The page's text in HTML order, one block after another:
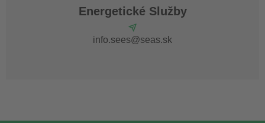
Energetické Služby
info.sees@seas.sk